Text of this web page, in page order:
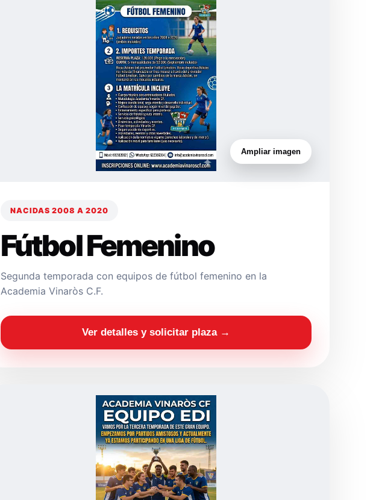
Ampliar imagen
NACIDAS 2008 A 2020
Fútbol Femenino
Segunda temporada con equipos de fútbol femenino en la
Academia Vinaròs C.F.
Ver detalles y solicitar plaza →